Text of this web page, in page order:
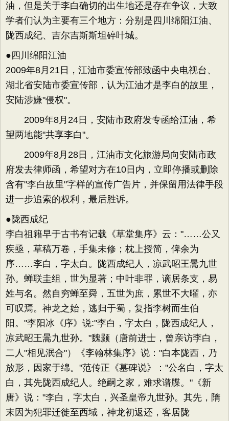
油，但是关于李白确切的出生地还是存在争议，大致
学者们认为主要有三个地方：分别是四川绵阳江油、
陇西成纪、吉尔吉斯斯坦碎叶城。
●四川绵阳江油
2009年8月21日，江油市委宣传部致函中央电视台、
湖北省安陆市委宣传部，认为江油才是李白的故里，
安陆涉嫌"侵权"。
2009年8月24日，安陆市政府发专函给江油，希
望两地能"共享李白"。
2009年8月28日，江油市文化旅游局向安陆市政
府发去律师函，希望对方在10日内，立即停播或删除
含有"李白故里"字样的宣传广告片，并保留用法律手段
进一步追索的权利，最后胜诉。
●陇西成纪
李白祖籍早于古书有记载《草堂集序》云："……公又
疾亟，草稿万卷，手集未修；枕上授简，俾余为
序……李白，字太白。陇西成纪人，凉武昭王暠九世
孙。蝉联圭组，世为显著；中叶非罪，谪居条支，易
姓与名。然自穷蝉至舜，五世为庶，累世不大曜，亦
可叹焉。神龙之始，逃归于蜀，复指李树而生伯
阳。"李阳冰《序》说:"李白，字太白，陇西成纪人，
凉武昭王暠九世孙。"魏颢（唐前进士，曾亲访李白，
二人"相见泯合"）《李翰林集序》说："白本陇西，乃
放形，因家于绵。"范传正《墓碑说》："公名白，字太
白，其先陇西成纪人。绝嗣之家，难求谱牒。"《新
唐》说："李白，字太白，兴圣皇帝九世孙。其先，隋
末因为犯罪迁徙至西域，神龙初返还，客居陇